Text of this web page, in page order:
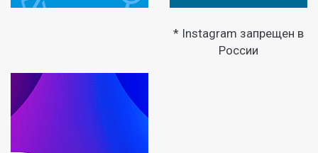
* Instagram запрещен в
России